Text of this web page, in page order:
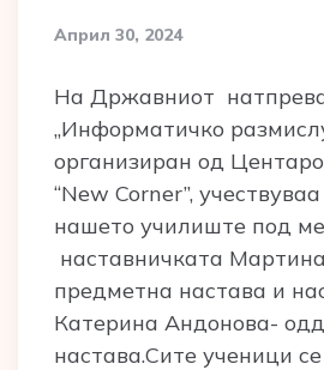
Април 30, 2024
На Државниот
„Информатичко
организиран од
“New Corner”,
нашето училиште под
наставничката
предметна настава и
Катерина Андонова-
настава.Сите ученици се